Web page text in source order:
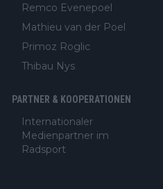
Remco Evenepoel
Mathieu van der Poel
Primoz Roglic
Thibau Nys
PARTNER & KOOPERATIONEN
Internationaler
Medienpartner im
Radsport